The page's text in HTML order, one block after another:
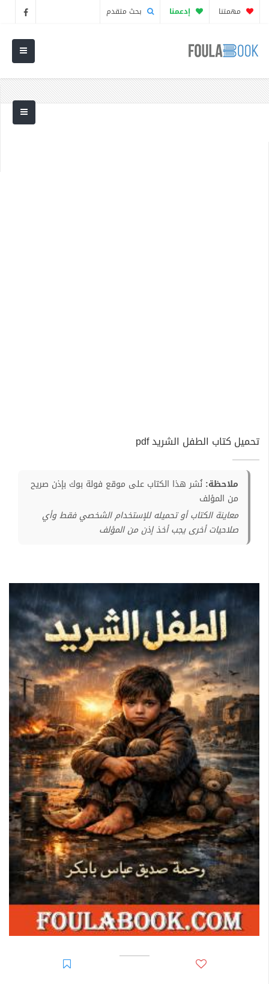
مهمتنا إدعمنا بحث متقدم
تحميل كتاب الطفل الشريد pdf
ملاحظة: نُشر هذا الكتاب على موقع فولة بوك بإذن صريح
من المؤلف
معاينة الكتاب أو تحميله للإستخدام الشخصي فقط وأي
صلاحيات أخرى يجب أخذ إذن من المؤلف